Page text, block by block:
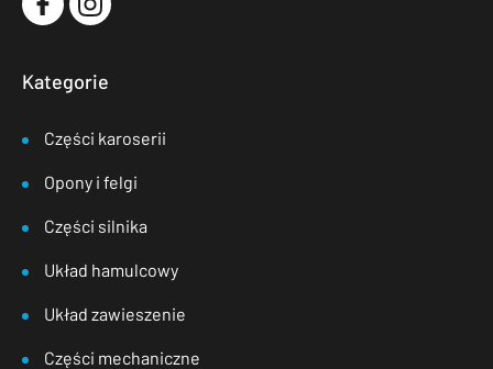
Kategorie
Części karoserii
Opony i felgi
Części silnika
Układ hamulcowy
Układ zawieszenie
Części mechaniczne